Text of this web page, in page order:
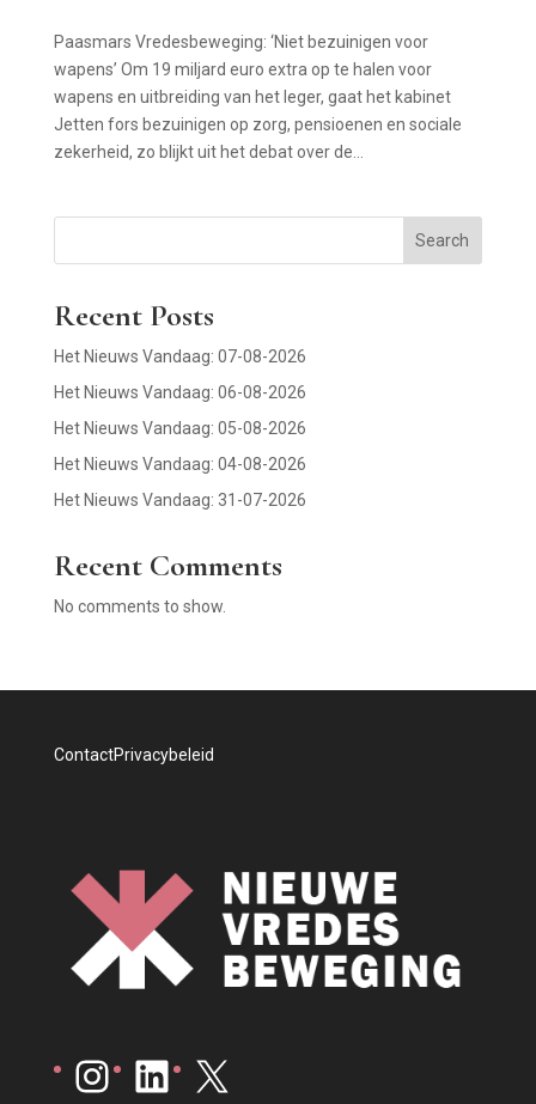
Paasmars Vredesbeweging: ‘Niet bezuinigen voor
wapens’ Om 19 miljard euro extra op te halen voor
wapens en uitbreiding van het leger, gaat het kabinet
Jetten fors bezuinigen op zorg, pensioenen en sociale
zekerheid, zo blijkt uit het debat over de...
Search
Recent Posts
Het Nieuws Vandaag: 07-08-2026
Het Nieuws Vandaag: 06-08-2026
Het Nieuws Vandaag: 05-08-2026
Het Nieuws Vandaag: 04-08-2026
Het Nieuws Vandaag: 31-07-2026
Recent Comments
No comments to show.
ContactPrivacybeleid
Instagram
LinkedIn
X